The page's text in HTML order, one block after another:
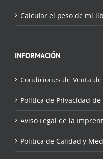
Calcular el peso de mi
INFORMACIÓN
Condiciones de Venta
Política de Privacidad de
Aviso Legal de la
Política de Calidad y